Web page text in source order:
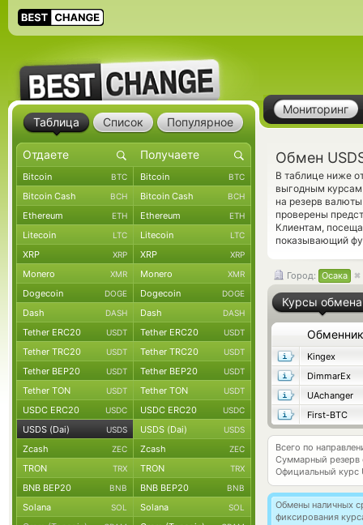
Мониторинг
Обмен
В таблице ниже
выгодным
на резерв
проверены
Клиентам,
показывающий
Город: Осака
Курсы обмена
Обменник
Kingex
DimmarEx
UAchanger
First-BTC
Всего по
Суммарный резерв
Официальный курс
Обмены наличных
фиксирования
Таблица Список Популярное
Bitcoin BTC Bitcoin BTC
Bitcoin Cash BCH Bitcoin Cash BCH
Ethereum ETH Ethereum ETH
Litecoin LTC Litecoin LTC
XRP XRP XRP XRP
Monero XMR Monero XMR
Dogecoin DOGE Dogecoin DOGE
Dash DASH Dash DASH
Tether ERC20 USDT Tether ERC20 USDT
Tether TRC20 USDT Tether TRC20 USDT
Tether BEP20 USDT Tether BEP20 USDT
Tether TON USDT Tether TON USDT
USDC ERC20 USDC USDC ERC20 USDC
USDS (Dai) USDS USDS (Dai) USDS
Zcash ZEC Zcash ZEC
TRON TRX TRON TRX
BNB BEP20 BNB BNB BEP20 BNB
Solana SOL Solana SOL